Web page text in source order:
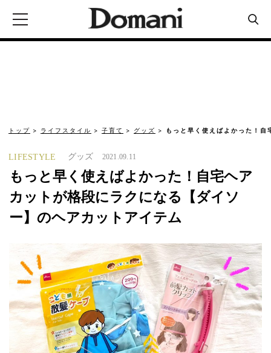
トップ ライフスタイル 子育て グッズ もっと早く使えばよかった！
LIFESTYLE グッズ 2021.09.11
もっと早く使えばよかった！自宅ヘア
カットが格段にラクになる【ダイソ
ー】のヘアカットアイテム